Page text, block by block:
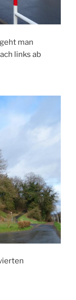
man
links ab